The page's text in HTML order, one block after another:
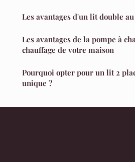
Les avantages d'un lit double
Les avantages de la pompe à
chauffage de votre maison
Pourquoi opter pour un lit 2
unique ?